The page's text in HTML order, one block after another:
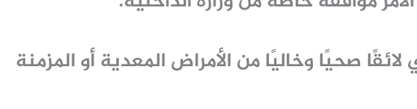
صحيًا وخاليًا من الأمراض المعدية أو المزمنة